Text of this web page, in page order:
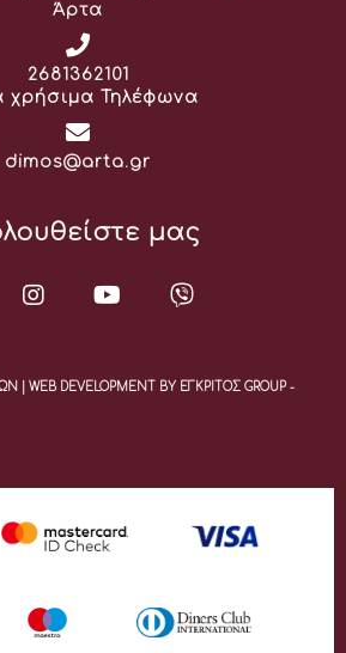
Άρτα
Τηλέφωνο:
2681362101
χρήσιμα Τηλέφωνα
Email:
dimos@arta.gr
μας
| WEB DEVELOPMENT BY ΕΓΚΡΙΤΟΣ GROUP -